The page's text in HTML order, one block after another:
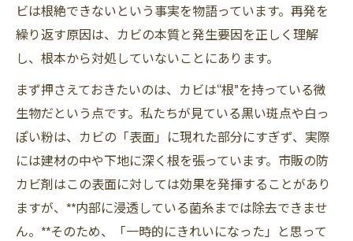
ビは根絶できないという事実を物語っています。再発を
繰り返す原因は、カビの本質と発生要因を正しく理解
し、根本から対処していないことにあります。
まず押さえておきたいのは、カビは“根”を持っている微
生物だという点です。私たちが見ている黒い斑点や白っ
ぽい粉は、カビの「表面」に現れた部分にすぎず、実際
には建材の中や下地に深く根を張っています。市販の防
カビ剤はこの表面に対しては効果を発揮することがあり
ますが、**内部に浸透している菌糸までは除去できませ
ん。**そのため、「一時的にきれいになった」と思って